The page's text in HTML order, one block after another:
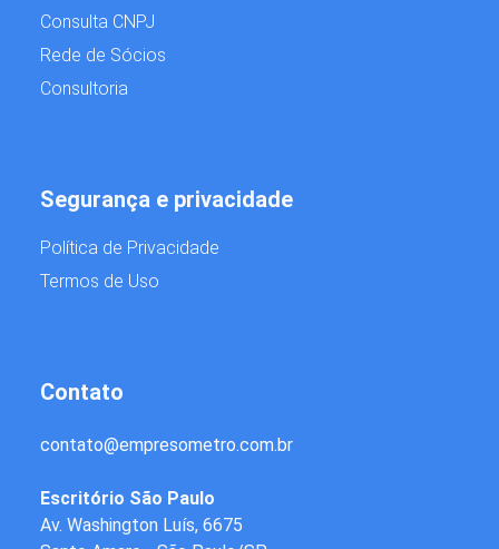
Consulta CNPJ
Rede de Sócios
Consultoria
Contato
contato@empresometro.com.br
Escritório São Paulo
Av. Washington Luís, 6675
Segurança e privacidade
Política de Privacidade
Termos de Uso